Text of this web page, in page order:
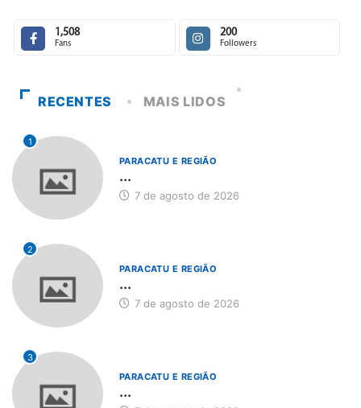
1,508
Fans
200
Followers
RECENTES MAIS LIDOS
1
PARACATU E REGIÃO
...
7 de agosto de 2026
2
PARACATU E REGIÃO
...
7 de agosto de 2026
3
PARACATU E REGIÃO
...